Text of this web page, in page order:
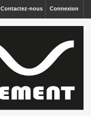
Connexion
Contactez-nous